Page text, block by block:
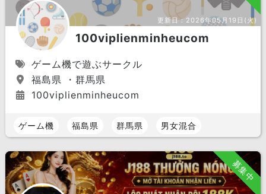
更新日： 2026年05月19日(火)
100viplienminheucom
ゲーム機で遊ぶサークル
福島県 ・群馬県
100viplienminheucom
ゲーム機 福島県 群馬県 男女混合
募集中